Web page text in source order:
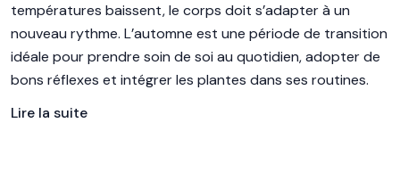
températures baissent, le corps doit s’adapter à un
nouveau rythme. L’automne est une période de transition
idéale pour prendre soin de soi au quotidien, adopter de
bons réflexes et intégrer les plantes dans ses routines.
Lire la suite